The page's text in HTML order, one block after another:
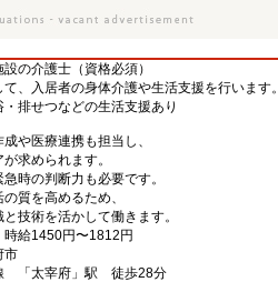
の介護士（資格必須）
、入居者の身体介護や生活支援を行います。
排せつなどの生活支援あり
や医療連携も担当し、
求められます。
時の判断力も必要です。
質を高めるため、
技術を活かして働きます。
時給1450円〜1812円
市
「太宰府」駅 徒歩28分